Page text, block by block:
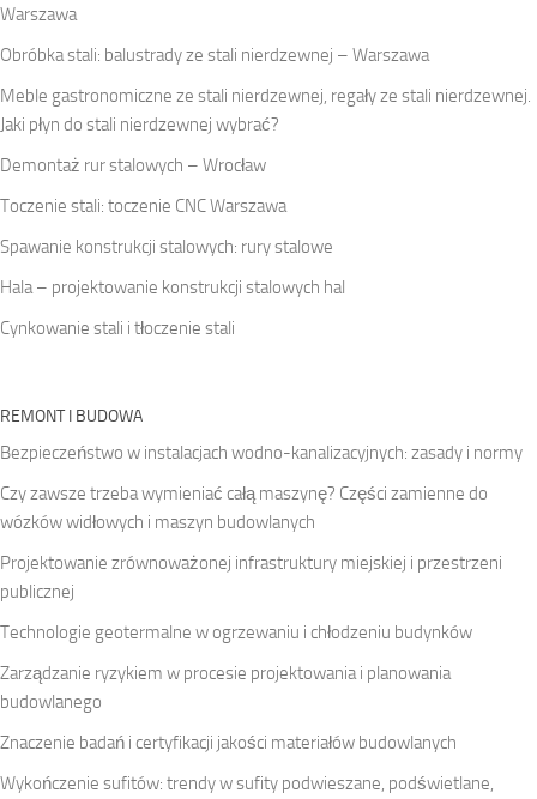
Warszawa
Obróbka stali: balustrady ze stali nierdzewnej – Warszawa
Meble gastronomiczne ze stali nierdzewnej, regały ze stali nierdzewnej.
Jaki płyn do stali nierdzewnej wybrać?
Demontaż rur stalowych – Wrocław
Toczenie stali: toczenie CNC Warszawa
Spawanie konstrukcji stalowych: rury stalowe
Hala – projektowanie konstrukcji stalowych hal
Cynkowanie stali i tłoczenie stali
REMONT I BUDOWA
Bezpieczeństwo w instalacjach wodno-kanalizacyjnych: zasady i normy
Czy zawsze trzeba wymieniać całą maszynę? Części zamienne do
wózków widłowych i maszyn budowlanych
Projektowanie zrównoważonej infrastruktury miejskiej i przestrzeni
publicznej
Technologie geotermalne w ogrzewaniu i chłodzeniu budynków
Zarządzanie ryzykiem w procesie projektowania i planowania
budowlanego
Znaczenie badań i certyfikacji jakości materiałów budowlanych
Wykończenie sufitów: trendy w sufity podwieszane, podświetlane,